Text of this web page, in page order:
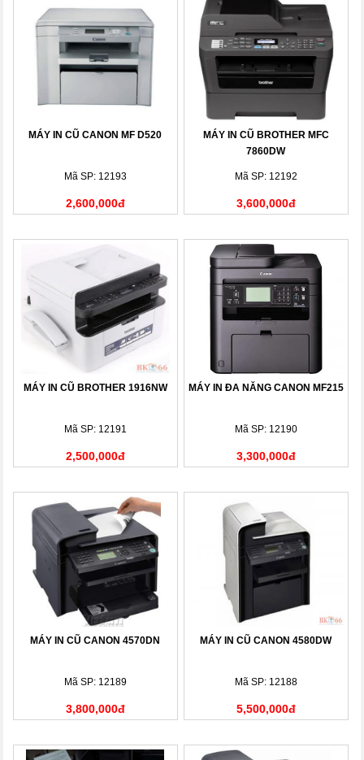
MÁY IN CŨ CANON MF D520
Mã SP: 12193
2,600,000đ
MÁY IN CŨ BROTHER MFC
7860DW
Mã SP: 12192
3,600,000đ
MÁY IN CŨ BROTHER 1916NW
Mã SP: 12191
2,500,000đ
MÁY IN ĐA NĂNG CANON MF215
Mã SP: 12190
3,300,000đ
MÁY IN CŨ CANON 4570DN
Mã SP: 12189
3,800,000đ
MÁY IN CŨ CANON 4580DW
Mã SP: 12188
5,500,000đ